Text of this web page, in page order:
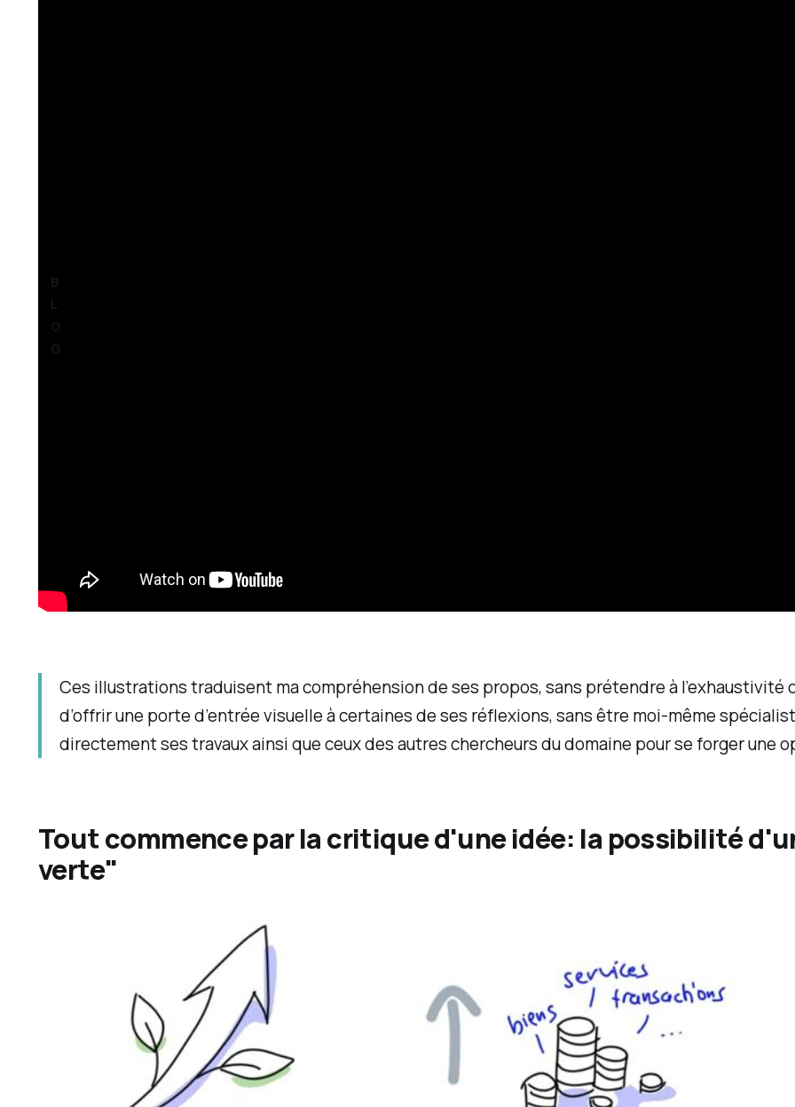
Ces illustrations traduisent ma compréhension de ses propos, sans prétendre à l’exhaustivité
d’offrir une porte d’entrée visuelle à certaines de ses réflexions, sans être moi-même
directement ses travaux ainsi que ceux des autres chercheurs du domaine pour se forger une
Tout commence par la critique d'une idée: la possibilité
verte"
B
L
O
G